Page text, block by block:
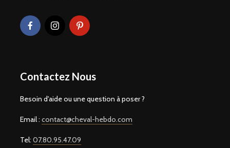
Contactez Nous
Besoin d'aide ou une question à poser ?
Email : contact@cheval-hebdo.com
Tel: 07.80.95.47.09